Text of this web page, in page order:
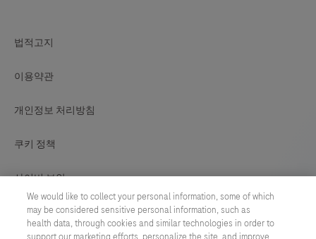
법적고지
이용약관
개인정보 처리방침
쿠키 정책
사이버 보안
쿠키 기본설정
We would like to collect your personal information, some of which
may be considered sensitive personal information, such as
health data, through cookies and similar technologies in order to